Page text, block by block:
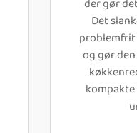
der gør
Det
og gør